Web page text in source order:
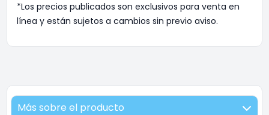
*Los precios publicados son exclusivos para venta en
línea y están sujetos a cambios sin previo aviso.
Más sobre el producto